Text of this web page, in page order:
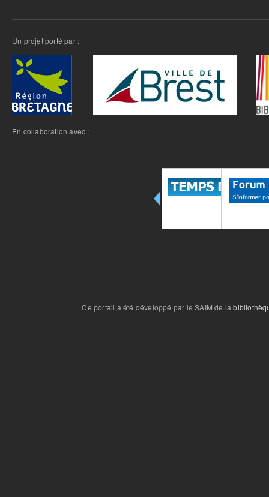
Un projet porté par :
En collaboration avec :
Ce portail a été développé par le SAIM de la